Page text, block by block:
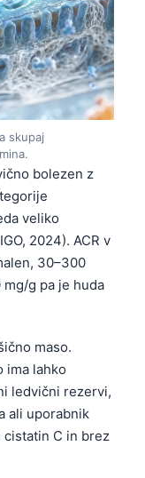
skupaj
bolezen z
veliko
2024). ACR v
30–300
g pa je huda
maso.
ima lahko
ledvični rezervi,
ali uporabnik
C in brez